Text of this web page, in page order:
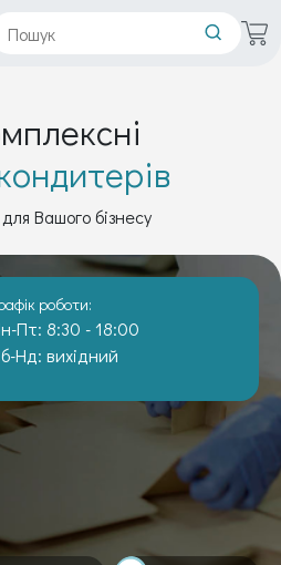
Вашого бізнесу
роботи:
Пт: 8:30 - 18:00
Нд: вихідний